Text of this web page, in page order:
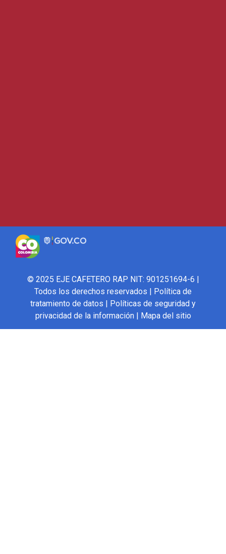
© 2025 EJE CAFETERO RAP NIT: 901251694-6 |
Todos los derechos reservados |
Política de
tratamiento de datos
Políticas de seguridad y
privacidad de la información| Mapa del sitio